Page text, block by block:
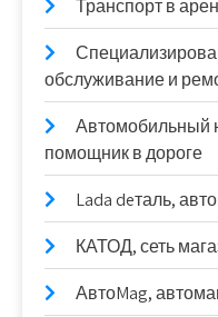
Транспорт в
обслуживание и
Автомобильный
помощник в дороге
Lada deталь,
КАТОД, сеть
АвтоMag,